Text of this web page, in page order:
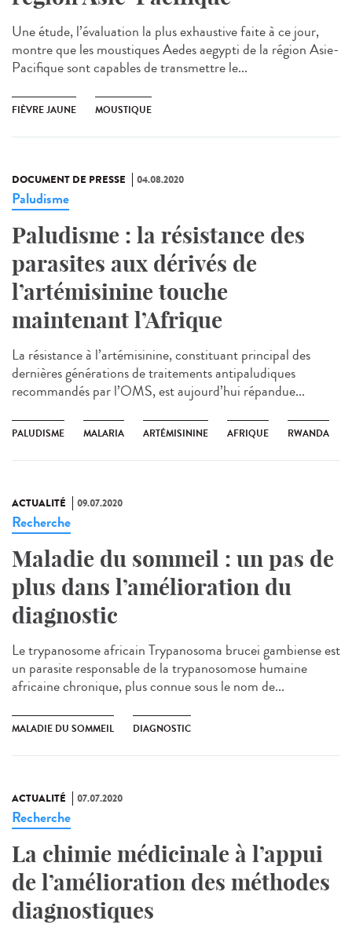
Une étude, l’évaluation la plus exhaustive faite à ce jour,
montre que les moustiques Aedes aegypti de la région Asie-
Pacifique sont capables de transmettre le...
FIÈVRE JAUNE MOUSTIQUE
DOCUMENT DE PRESSE 04.08.2020
Paludisme
Paludisme : la résistance des
parasites aux dérivés de
l’artémisinine touche
maintenant l’Afrique
La résistance à l’artémisinine, constituant principal des
dernières générations de traitements antipaludiques
recommandés par l’OMS, est aujourd’hui répandue...
PALUDISME MALARIA ARTÉMISININE AFRIQUE RWANDA
ACTUALITÉ 09.07.2020
Recherche
Maladie du sommeil : un pas de
plus dans l’amélioration du
diagnostic
Le trypanosome africain Trypanosoma brucei gambiense est
un parasite responsable de la trypanosomose humaine
africaine chronique, plus connue sous le nom de...
MALADIE DU SOMMEIL DIAGNOSTIC
ACTUALITÉ 07.07.2020
Recherche
La chimie médicinale à l’appui
de l’amélioration des méthodes
diagnostiques